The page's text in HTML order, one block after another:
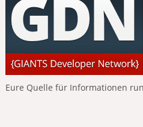
Eure Quelle für Informationen